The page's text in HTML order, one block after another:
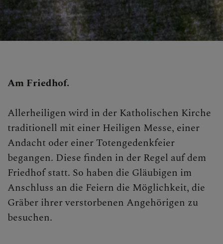
Am Friedhof.
Allerheiligen wird in der Katholischen Kirche
traditionell mit einer Heiligen Messe, einer
Andacht oder einer Totengedenkfeier
begangen. Diese finden in der Regel auf dem
Friedhof statt. So haben die Gläubigen im
Anschluss an die Feiern die Möglichkeit, die
Gräber ihrer verstorbenen Angehörigen zu
besuchen.